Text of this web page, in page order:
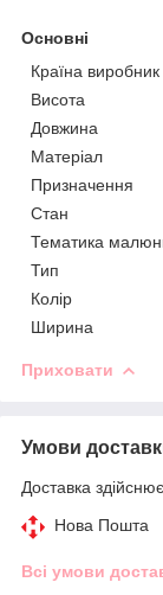
Основні
Країна виробник
Висота
Довжина
Матеріал
Призначення
Стан
Тематика
Тип
Колір
Ширина
Приховати
Умови
Доставка
Нова Пошта
Всі умови